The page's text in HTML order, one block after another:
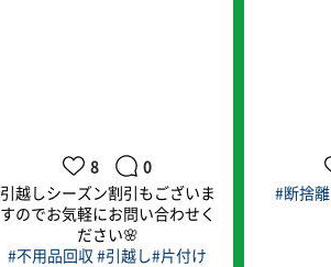
8
0
引越しシーズン割引もございま
すのでお気軽にお問い合わせく
ださい🌸
#不用品回収 #引越し#片付け
#断捨離